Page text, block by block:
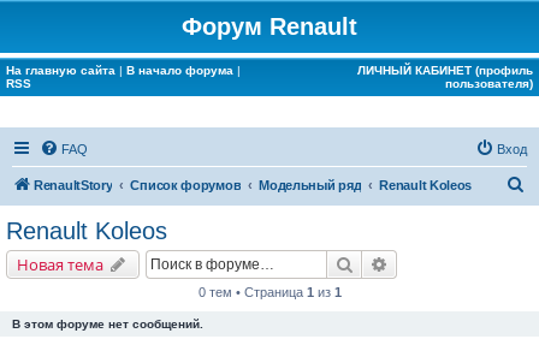
Форум Renault
На главную сайта | В начало форума |
RSS
ЛИЧНЫЙ КАБИНЕТ (профиль
пользователя)
FAQ Вход
RenaultStory Список форумов Модельный ряд Renault Koleos
Renault Koleos
Новая тема Поиск
0 тем • Страница 1 из 1
В этом форуме нет сообщений.